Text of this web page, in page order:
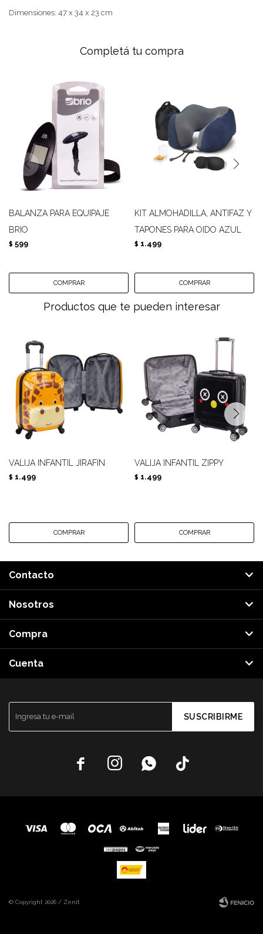
Dimensiones: 47 x 34 x 23 cm
Completá tu compra
BALANZA PARA EQUIPAJE
BRIO
$ 599
KIT ALMOHADILLA, ANTIFAZ Y
TAPONES PARA OIDO AZUL
$ 1.499
Productos que te pueden interesar
VALIJA INFANTIL JIRAFIN
$ 1.499
VALIJA INFANTIL ZIPPY
$ 1.499
SUSCRIBIRME
   
Contacto
Nosotros
Compra
Cuenta
© Copyright 2026 / Zenit